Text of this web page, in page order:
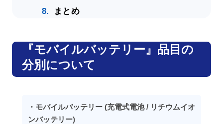
まとめ
『モバイルバッテリー』品目の
分別について
・モバイルバッテリー (充電式電池 / リチウムイオ
ンバッテリー)